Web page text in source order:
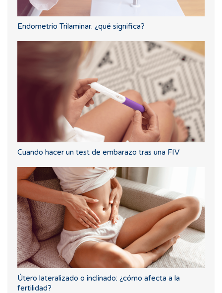
Endometrio Trilaminar: ¿qué significa?
Cuando hacer un test de embarazo tras una FIV
Útero lateralizado o inclinado: ¿cómo afecta a la
fertilidad?